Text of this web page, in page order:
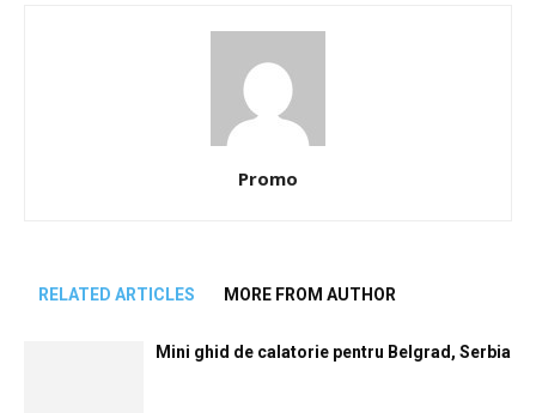
Promo
RELATED ARTICLES MORE FROM AUTHOR
Mini ghid de calatorie pentru Belgrad, Serbia